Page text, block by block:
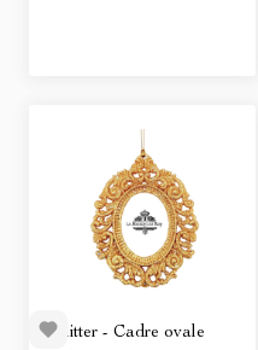
Glitter - Cadre ovale